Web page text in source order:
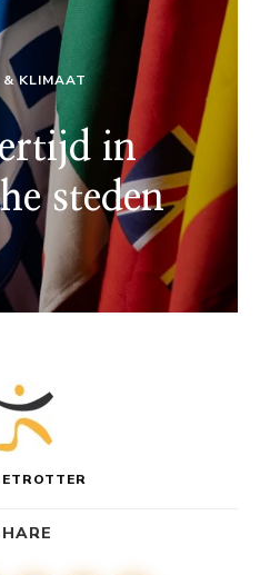
& KLIMAAT
in
steden